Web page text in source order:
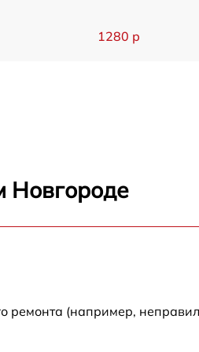
1280 р
Новгороде
ремонта (например,